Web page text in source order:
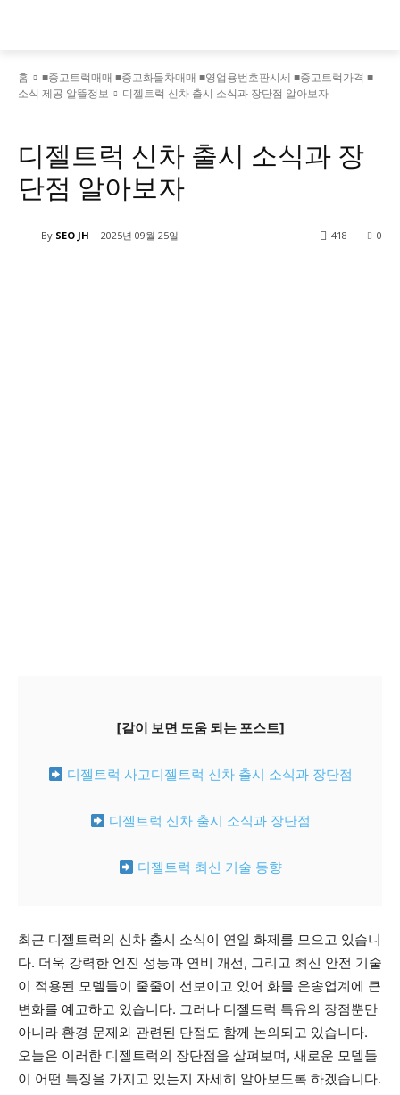
홈
■중고트럭매매 ■중고화물차매매 ■영업용번호판시세 ■중고트럭가격 ■
소식 제공 알뜰정보
디젤트럭 신차 출시 소식과 장단점 알아보자
디젤트럭 신차 출시 소식과 장
단점 알아보자
By SEO JH 2025년 09월 25일 0
418
[같이 보면 도움 되는 포스트]
디젤트럭 사고디젤트럭 신차 출시 소식과 장단점
디젤트럭 신차 출시 소식과 장단점
디젤트럭 최신 기술 동향
최근 디젤트럭의 신차 출시 소식이 연일 화제를 모으고 있습니
다. 더욱 강력한 엔진 성능과 연비 개선, 그리고 최신 안전 기술
이 적용된 모델들이 줄줄이 선보이고 있어 화물 운송업계에 큰
변화를 예고하고 있습니다. 그러나 디젤트럭 특유의 장점뿐만
아니라 환경 문제와 관련된 단점도 함께 논의되고 있습니다.
오늘은 이러한 디젤트럭의 장단점을 살펴보며, 새로운 모델들
이 어떤 특징을 가지고 있는지 자세히 알아보도록 하겠습니다.